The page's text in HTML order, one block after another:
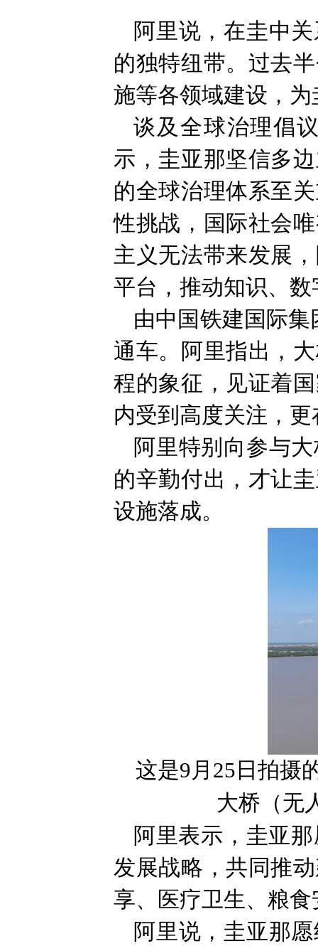
阿里说，在圭中
的独特纽带。过去
施等各领域建设，
谈及全球治理倡
示，圭亚那坚信多
的全球治理体系至
性挑战，国际社会
主义无法带来发展
平台，推动知识、
由中国铁建国际
通车。阿里指出，
程的象征，见证着
内受到高度关注，
阿里特别向参与
的辛勤付出，才让
设施落成。
这是9月25日拍摄
大桥（无
阿里表示，圭亚
发展战略，共同推
享、医疗卫生、粮
阿里说，圭亚那